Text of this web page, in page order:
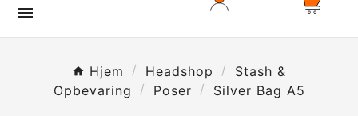

Hjem Headshop
Stash &
Opbevaring
Poser Silver Bag A5